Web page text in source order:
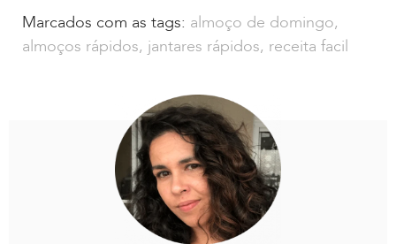
Marcados com as tags: almoço de domingo,
almoços rápidos, jantares rápidos, receita facil